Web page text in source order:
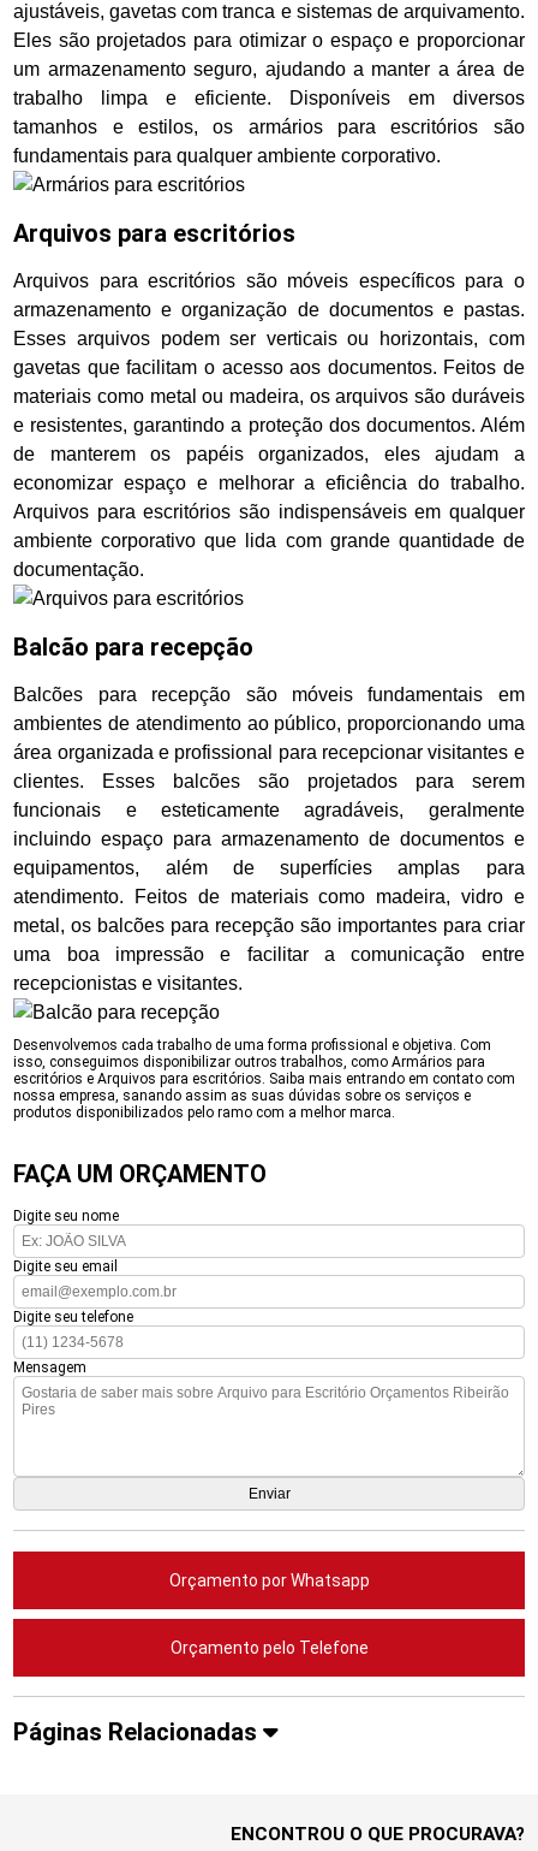
ajustáveis, gavetas com tranca e sistemas de arquivamento.
Eles são projetados para otimizar o espaço e proporcionar
um armazenamento seguro, ajudando a manter a área de
trabalho limpa e eficiente. Disponíveis em diversos
tamanhos e estilos, os armários para escritórios são
fundamentais para qualquer ambiente corporativo.
Arquivos para escritórios
Arquivos para escritórios são móveis específicos para o
armazenamento e organização de documentos e pastas.
Esses arquivos podem ser verticais ou horizontais, com
gavetas que facilitam o acesso aos documentos. Feitos de
materiais como metal ou madeira, os arquivos são duráveis
e resistentes, garantindo a proteção dos documentos. Além
de manterem os papéis organizados, eles ajudam a
economizar espaço e melhorar a eficiência do trabalho.
Arquivos para escritórios são indispensáveis em qualquer
ambiente corporativo que lida com grande quantidade de
documentação.
Balcão para recepção
Balcões para recepção são móveis fundamentais em
ambientes de atendimento ao público, proporcionando uma
área organizada e profissional para recepcionar visitantes e
clientes. Esses balcões são projetados para serem
funcionais e esteticamente agradáveis, geralmente
incluindo espaço para armazenamento de documentos e
equipamentos, além de superfícies amplas para
atendimento. Feitos de materiais como madeira, vidro e
metal, os balcões para recepção são importantes para criar
uma boa impressão e facilitar a comunicação entre
recepcionistas e visitantes.
Desenvolvemos cada trabalho de uma forma profissional e objetiva. Com
isso, conseguimos disponibilizar outros trabalhos, como Armários para
escritórios e Arquivos para escritórios. Saiba mais entrando em contato com
nossa empresa, sanando assim as suas dúvidas sobre os serviços e
produtos disponibilizados pelo ramo com a melhor marca.
FAÇA UM ORÇAMENTO
Digite seu nome
Digite seu email
Digite seu telefone
Mensagem
Orçamento por Whatsapp
Orçamento pelo Telefone
Páginas Relacionadas
ENCONTROU O QUE PROCURAVA?